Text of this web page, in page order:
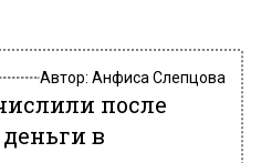
Автор: Анфиса Слепцова
после
в